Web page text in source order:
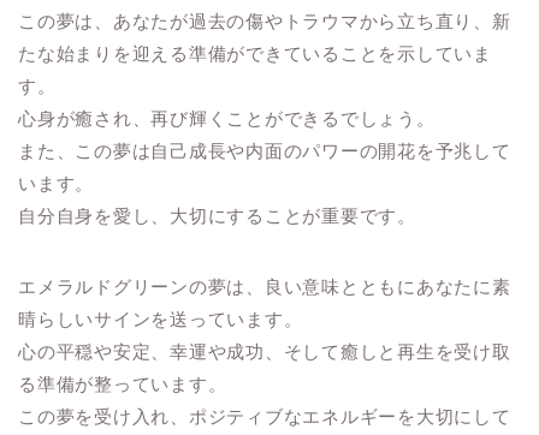
この夢は、あなたが過去の傷やトラウマから立ち直り、新
たな始まりを迎える準備ができていることを示していま
す。
心身が癒され、再び輝くことができるでしょう。
また、この夢は自己成長や内面のパワーの開花を予兆して
います。
自分自身を愛し、大切にすることが重要です。
エメラルドグリーンの夢は、良い意味とともにあなたに素
晴らしいサインを送っています。
心の平穏や安定、幸運や成功、そして癒しと再生を受け取
る準備が整っています。
この夢を受け入れ、ポジティブなエネルギーを大切にして